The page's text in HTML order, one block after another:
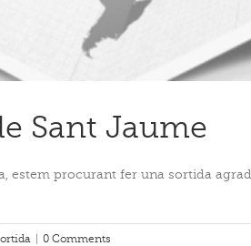
Sant Jaume
estem procurant fer una sortida
| 0 Comments